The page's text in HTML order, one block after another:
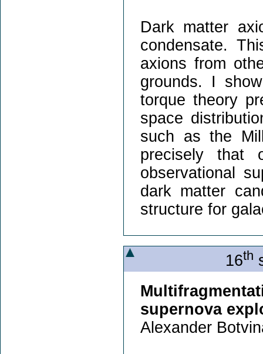
Dark matter
condensate.
axions from
grounds. I
torque theory
space
such as the
precisely that
observational
dark matter
structure for
16th
supernova
Alexander